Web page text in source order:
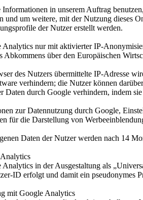
in unserem Auftrag
und um weitere, mit der Nutzung dieses
der Nutzer erstellt werden.
Analytics nur mit aktivierter IP-
Abkommens über den Europäischen
des Nutzers übermittelte IP-Adresse
verhindern; die Nutzer können
Daten durch Google verhindern, indem
zur Datennutzung durch Google,
für die Darstellung von
Daten der Nutzer werden nach 14
Analytics in der Ausgestaltung als
ID erfolgt und damit ein pseudonymes
mit Google Analytics